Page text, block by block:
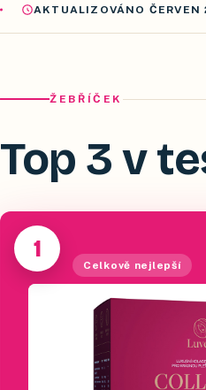
AKTUALIZOVÁNO ČERVEN
ŽEBŘÍČEK
Top 3 v
1
Celkově nejlepší